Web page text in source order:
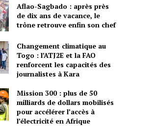
Aflao-Sagbado : après près
de dix ans de vacance, le
trône retrouve enfin son chef
Changement climatique au
Togo : l’ATJ2E et la FAO
renforcent les capacités des
journalistes à Kara
Mission 300 : plus de 50
milliards de dollars mobilisés
pour accélérer l’accès à
l’électricité en Afrique